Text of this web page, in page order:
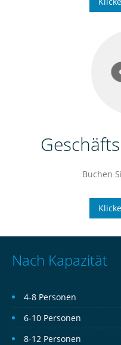
Buchen
Nach Kapazität
4-8 Personen
6-10 Personen
8-12 Personen